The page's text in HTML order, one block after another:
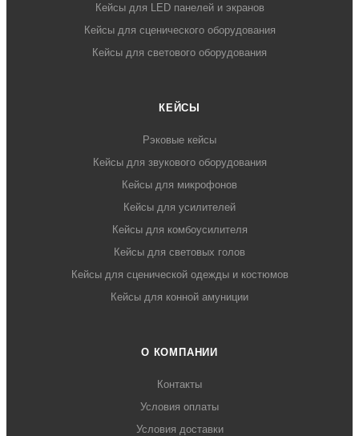
Кейсы для LED панелей и экранов
Кейсы для сценического оборудования
Кейсы для светового оборудования
КЕЙСЫ
Рэковые кейсы
Кейсы для звукового оборудования
Кейсы для микрофонов
Кейсы для усилителей
Кейсы для комбоусилителя
Кейсы для световых голов
Кейсы для сценической одежды и костюмов
Кейсы для конной амуниции
О КОМПАНИИ
Контакты
Условия оплаты
Условия доставки